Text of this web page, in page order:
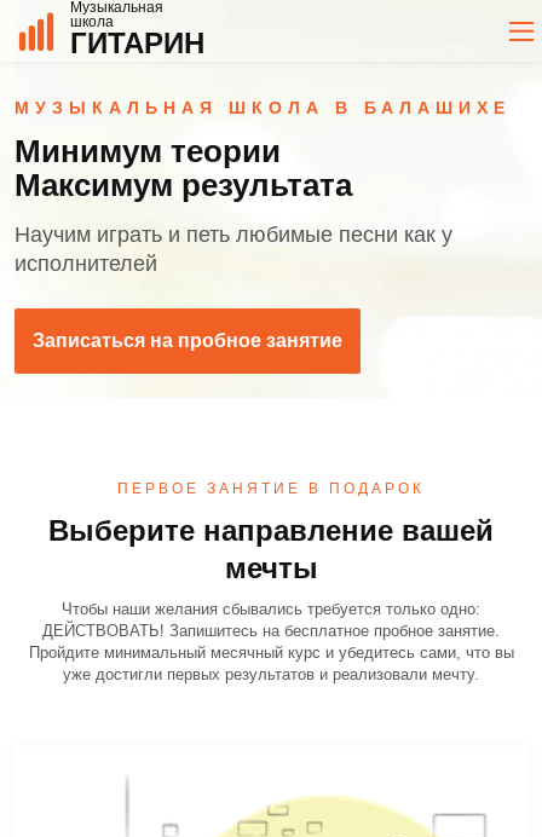
Музыкальная
школа
ГИТАРИН
МУЗЫКАЛЬНАЯ ШКОЛА В БАЛАШИХЕ
Минимум теории
Максимум результата
Научим играть и петь любимые песни как у
исполнителей
Записаться на пробное занятие
ПЕРВОЕ ЗАНЯТИЕ В ПОДАРОК
Выберите направление вашей
мечты
Чтобы наши желания сбывались требуется только одно:
ДЕЙСТВОВАТЬ! Запишитесь на бесплатное пробное занятие.
Пройдите минимальный месячный курс и убедитесь сами, что вы
уже достигли первых результатов и реализовали мечту.